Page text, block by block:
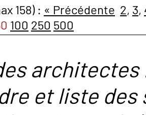
158) : « Précédente 2, 3,
100 250 500
et liste